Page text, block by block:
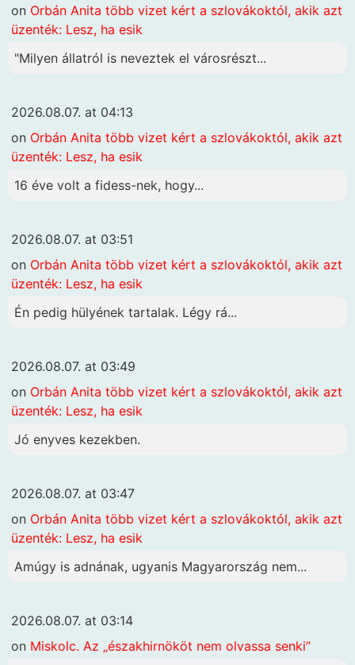
on Orbán Anita több vizet kért a szlovákoktól, akik azt
üzenték: Lesz, ha esik
"Milyen állatról is neveztek el városrészt...
2026.08.07. at 04:13
on Orbán Anita több vizet kért a szlovákoktól, akik azt
üzenték: Lesz, ha esik
16 éve volt a fidess-nek, hogy...
2026.08.07. at 03:51
on Orbán Anita több vizet kért a szlovákoktól, akik azt
üzenték: Lesz, ha esik
Én pedig hülyének tartalak. Légy rá...
2026.08.07. at 03:49
on Orbán Anita több vizet kért a szlovákoktól, akik azt
üzenték: Lesz, ha esik
Jó enyves kezekben.
2026.08.07. at 03:47
on Orbán Anita több vizet kért a szlovákoktól, akik azt
üzenték: Lesz, ha esik
Amúgy is adnának, ugyanis Magyarország nem...
2026.08.07. at 03:14
on Miskolc. Az „északhirnököt nem olvassa senki”